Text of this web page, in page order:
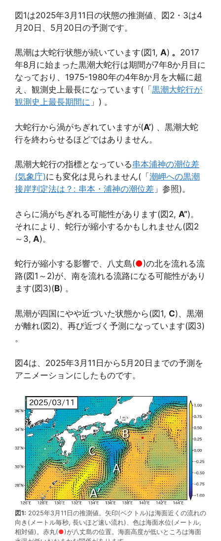
図1は2025年3月11日の状態の推測値、図2・3は4
月20日、5月20日の予測です。
黒潮は大蛇行状態が続いています(図1, A) 。 2017
年8月に始まった黒潮大蛇行は期間が7年8か月目に
なっており、1975-1980年の4年8か月を大幅に超
え、観測史上最長になっています(「 黒潮大蛇行が
観測史上最長期間に 」) 。
大蛇行から渦がちぎれていますが(A’) 、黒潮大蛇
行を終わらせるほどではありません。
黒潮大蛇行の指標となっている串本浦神の潮位差
(気象庁)にも変化は見られません(「 潮岬への黒潮
接岸判定法は？: 串本・浦神の潮位差 」参照)。
さらに渦がちぎれる可能性があります(図2, A”)。
それにより、蛇行が縮小するかもしれません(図2
～3, A)。
蛇行が縮小する影響で、八丈島(●)の北を流れる流
路(図1～2)が、南を流れる流路になる可能性があり
ます(図3)(B) 。
黒潮が四国にやや近づいた状態から(図1, C)、黒潮
が離れ(図2)、再び近づく予測になっています(図3)
。
図4は、2025年3月11日から5月20日までの予測を
アニメーションにしたものです。
図1: 2025年3月11日の推測値。矢印(ベクトル)は海面近くの流れの
向き(メートル毎秒, 長いほど速い流れ)、色は海面水位(メートル,
相対値)。赤丸(●)が八丈島の位置。海面高度が低いところは海面